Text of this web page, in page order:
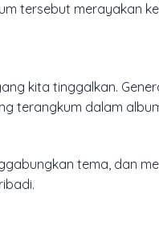
tersebut merayakan
kita tinggalkan.
terangkum dalam
tema, dan